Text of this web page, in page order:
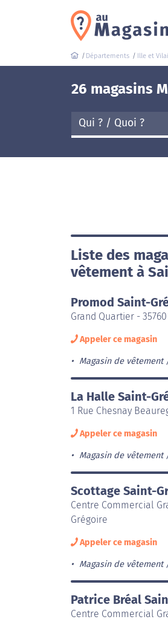
Départements Ille et
26 magasins
Liste des
vêtement à
Promod Saint-
Grand Quartier -
Appeler ce magasin
Magasin de vêtement
La Halle Saint-
1 Rue Chesnay
Appeler ce magasin
Magasin de vêtement
Scottage Saint-
Centre Commercial
Grégoire
Appeler ce magasin
Magasin de vêtement
Patrice Bréal
Centre Commercial